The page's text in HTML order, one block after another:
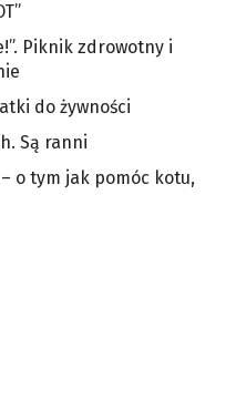
Piknik zdrowotny i
do żywności
Są ranni
o tym jak pomóc kotu,